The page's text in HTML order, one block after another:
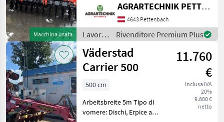
Macchina usata
macchina agricola potente
che convince per la sua
struttura robusta e le
dotazioni moderne. Con
una l
AGRARTECHNIK PETTENBACH GMBH
4643 Pettenbach
Lavorazione
terreno
/ Kuhn
Rivenditore Premium Plus
Väderstad
Carrier 500
11.760
€
inclusa IVA
20%
9.800 €
netto
500 cm
Arbeitsbreite 5m Tipo di
vomere: Dischi, Erpice a